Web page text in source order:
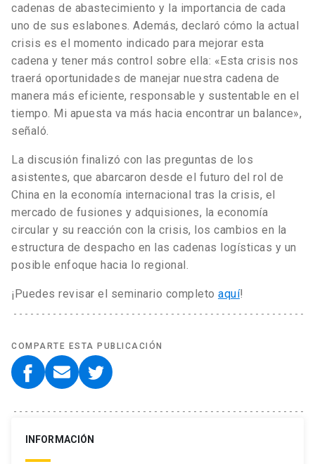
cadenas de abastecimiento y la importancia de cada
uno de sus eslabones. Además, declaró cómo la actual
crisis es el momento indicado para mejorar esta
cadena y tener más control sobre ella: «Esta crisis nos
traerá oportunidades de manejar nuestra cadena de
manera más eficiente, responsable y sustentable en el
tiempo. Mi apuesta va más hacia encontrar un balance»,
señaló.
La discusión finalizó con las preguntas de los
asistentes, que abarcaron desde el futuro del rol de
China en la economía internacional tras la crisis, el
mercado de fusiones y adquisiones, la economía
circular y su reacción con la crisis, los cambios en la
estructura de despacho en las cadenas logísticas y un
posible enfoque hacia lo regional.
¡Puedes revisar el seminario completo aquí!
COMPARTE ESTA PUBLICACIÓN
INFORMACIÓN